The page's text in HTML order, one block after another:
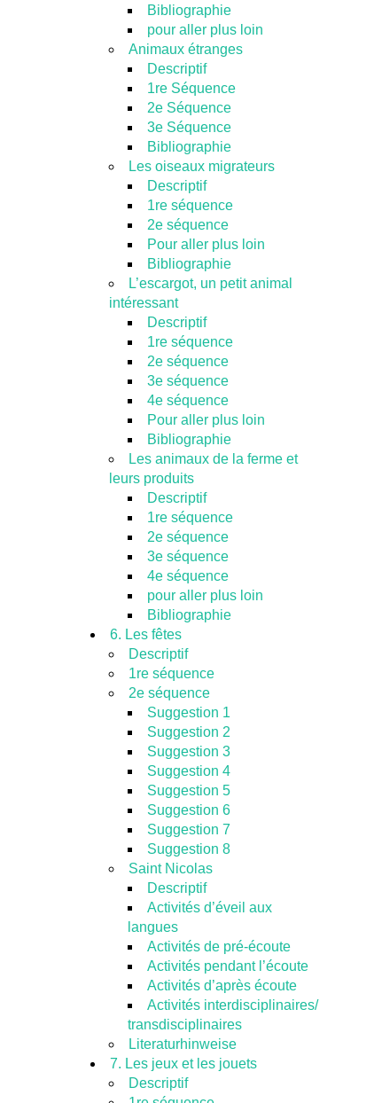
Bibliographie
pour aller plus loin
Animaux étranges
Descriptif
1re Séquence
2e Séquence
3e Séquence
Bibliographie
Les oiseaux migrateurs
Descriptif
1re séquence
2e séquence
Pour aller plus loin
Bibliographie
L’escargot, un petit animal
intéressant
Descriptif
1re séquence
2e séquence
3e séquence
4e séquence
Pour aller plus loin
Bibliographie
Les animaux de la ferme et
leurs produits
Descriptif
1re séquence
2e séquence
3e séquence
4e séquence
pour aller plus loin
Bibliographie
6. Les fêtes
Descriptif
1re séquence
2e séquence
Suggestion 1
Suggestion 2
Suggestion 3
Suggestion 4
Suggestion 5
Suggestion 6
Suggestion 7
Suggestion 8
Saint Nicolas
Descriptif
Activités d’éveil aux
langues
Activités de pré-écoute
Activités pendant l’écoute
Activités d’après écoute
Activités interdisciplinaires/
transdisciplinaires
Literaturhinweise
7. Les jeux et les jouets
Descriptif